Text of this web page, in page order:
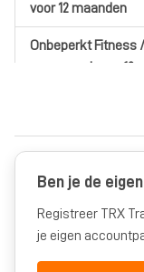
voor 12 maanden
Onbeperkt Fitness
per maand
voor 12
Ben je de
Registreer TRX
je eigen